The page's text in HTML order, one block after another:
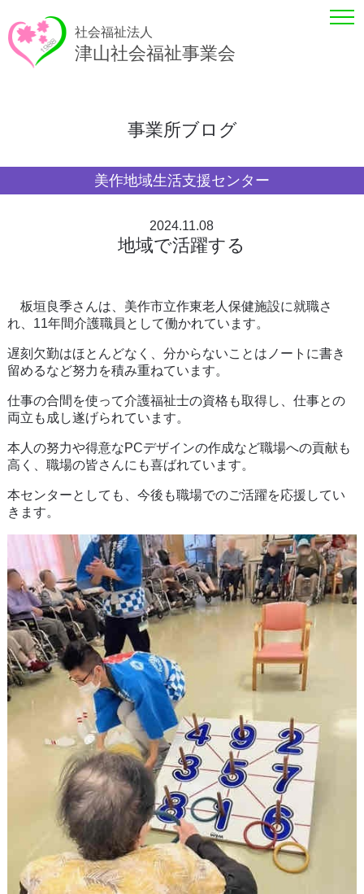
社会福祉法人
津山社会福祉事業会
事業所ブログ
美作地域生活支援センター
2024.11.08
地域で活躍する
板垣良季さんは、美作市立作東老人保健施設に就職さ
れ、11年間介護職員として働かれています。
遅刻欠勤はほとんどなく、分からないことはノートに書き
留めるなど努力を積み重ねています。
仕事の合間を使って介護福祉士の資格も取得し、仕事との
両立も成し遂げられています。
本人の努力や得意なPCデザインの作成など職場への貢献も
高く、職場の皆さんにも喜ばれています。
本センターとしても、今後も職場でのご活躍を応援してい
きます。